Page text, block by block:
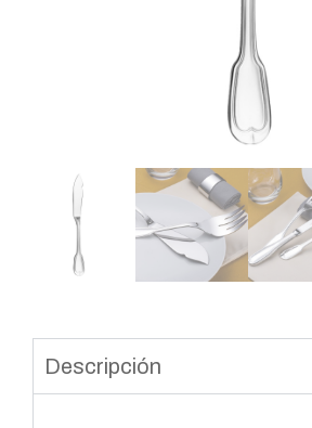
Descripción